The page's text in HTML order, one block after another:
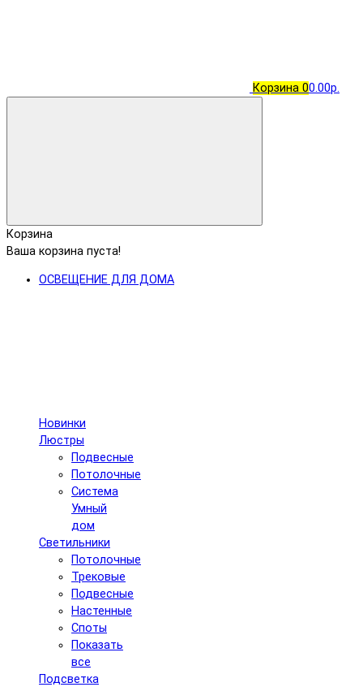
Корзина 00.00р.
Корзина
Ваша корзина пуста!
ОСВЕЩЕНИЕ ДЛЯ ДОМА
Новинки
Люстры
Подвесные
Потолочные
Система
Умный
дом
Светильники
Потолочные
Трековые
Подвесные
Настенные
Споты
Показать
все
Подсветка